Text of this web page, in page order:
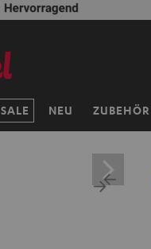
SALE NEU ZUBEHÖR